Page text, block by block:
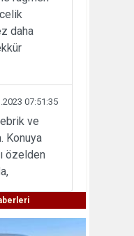
daha
07:51:35
ve
Konuya
özelden